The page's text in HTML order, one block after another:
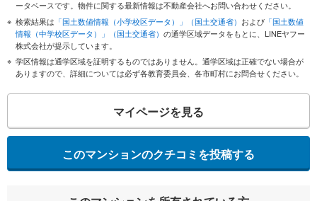
ータベースです。物件に関する最新情報は不動産会社へお問い合わせください。
検索結果は 「国土数値情報（小学校区データ）」（国土交通省） および 「国土数値
情報（中学校区データ）」（国土交通省） の通学区域データをもとに、LINEヤフー
株式会社が提示しています。
学区情報は通学区域を証明するものではありません。通学区域は正確でない場合が
ありますので、詳細については必ず各教育委員会、各市町村にお問合せください。
マイページを見る
このマンションのクチコミを投稿する